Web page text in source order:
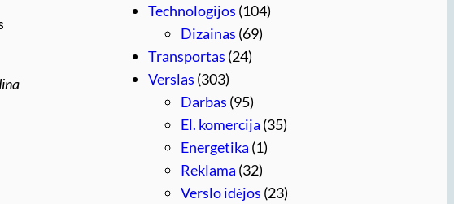
Technologijos (104)
Dizainas (69)
Transportas (24)
Verslas (303)
Darbas (95)
El. komercija (35)
Energetika (1)
Reklama (32)
Verslo idėjos (23)